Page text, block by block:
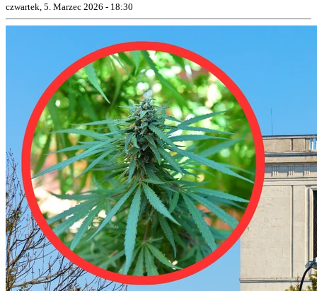
czwartek, 5. Marzec 2026 - 18:30